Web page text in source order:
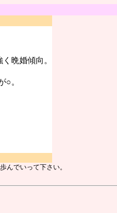
晩婚傾向。
○。
んでいって下さい。